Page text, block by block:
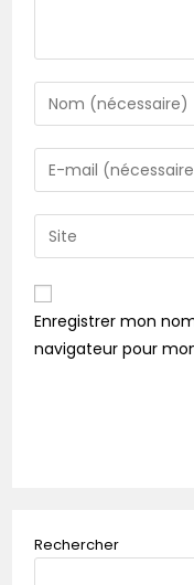
Enregistrer mon
navigateur pour
Rechercher